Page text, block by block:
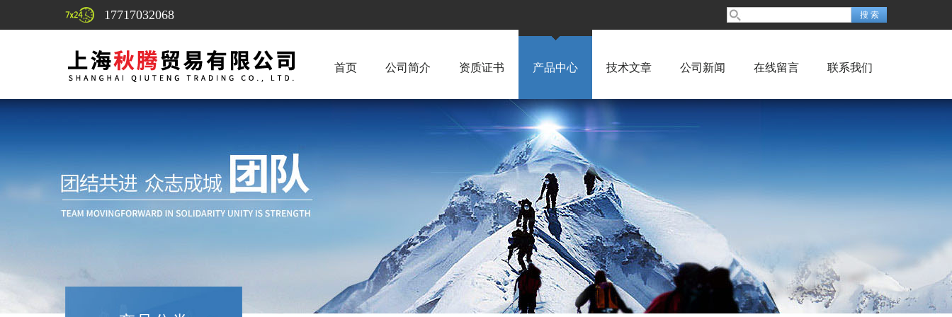
17717032068
首页 公司简介 资质证书 产品中心 技术文章 公司新闻 在线留言 联系我们